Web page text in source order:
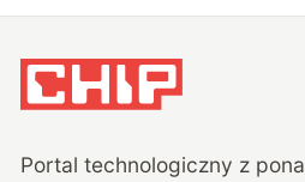
Portal technologiczny z